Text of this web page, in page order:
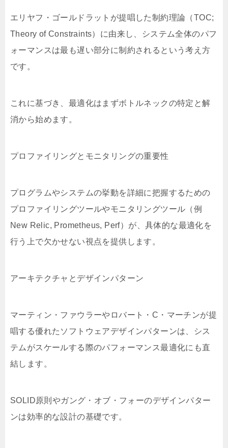
エリヤフ・ゴールドラットが提唱した制約理論（TOC;
Theory of Constraints）に由来し、システム全体のパフ
ォーマンスは最も遅い部分に制約されるという考え方
です。
これに基づき、最適化はまずボトルネックの特定と解
消から始めます。
プロファイリングとモニタリングの重要性
プログラムやシステムの挙動を詳細に把握するための
プロファイリングツールやモニタリングツール（例
New Relic, Prometheus, Perf）が、具体的な最適化を
行う上で欠かせない視点を提供します。
アーキテクチャとデザインパターン
マーティン・ファウラーやロバート・C・マーチンが提
唱する優れたソフトウェアデザインパターンは、シス
テムがスケールする際のパフォーマンス最適化にも直
結します。
SOLID原則やガング・オブ・フォーのデザインパター
ンは効率的な設計の基礎です。